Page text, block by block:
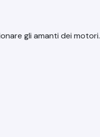
gli amanti dei motori.